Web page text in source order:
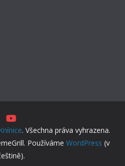
. Všechna práva vyhrazena.
Používáme WordPress (v